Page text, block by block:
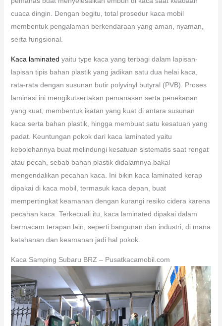
cuaca dingin. Dengan begitu, total prosedur kaca mobil
membentuk pengalaman berkendaraan yang aman, nyaman,
serta fungsional.
Kaca laminated yaitu type kaca yang terbagi dalam lapisan-
lapisan tipis bahan plastik yang jadikan satu dua helai kaca,
rata-rata dengan susunan butir polyvinyl butyral (PVB). Proses
laminasi ini mengikutsertakan pemanasan serta penekanan
yang kuat, membentuk ikatan yang kuat di antara susunan
kaca serta bahan plastik, hingga membuat satu kesatuan yang
padat. Keuntungan pokok dari kaca laminated yaitu
kebolehannya buat melindungi kesatuan sistematis saat rengat
atau pecah, sebab bahan plastik didalamnya bakal
mengendalikan pecahan kaca. Ini bikin kaca laminated kerap
dipakai di kaca mobil, termasuk kaca depan, buat
mempertingkat keamanan dengan kurangi resiko cidera karena
pecahan kaca. Terkecuali itu, kaca laminated dipakai dalam
bermacam terapan lain, seperti bangunan dan industri, di mana
ketahanan dan keamanan jadi hal pokok.
Kaca Samping Subaru BRZ – Pusatkacamobil.com